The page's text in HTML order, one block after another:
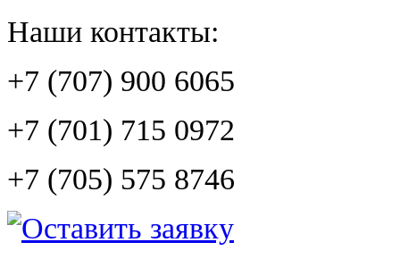
Наши контакты:
+7 (707) 900 6065
+7 (701) 715 0972
+7 (705) 575 8746